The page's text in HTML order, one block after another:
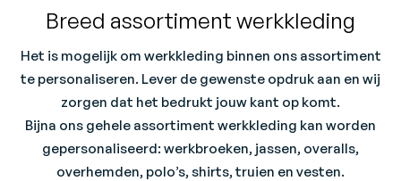
Breed assortiment werkkleding
Het is mogelijk om werkkleding binnen ons assortiment
te personaliseren. Lever de gewenste opdruk aan en wij
zorgen dat het bedrukt jouw kant op komt.
Bijna ons gehele assortiment werkkleding kan worden
gepersonaliseerd: werkbroeken, jassen, overalls,
overhemden, polo’s, shirts, truien en vesten.